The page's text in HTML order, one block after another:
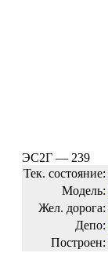
ЭС2Г — 239
Тек. состояние:
Модель:
Жел. дорога:
Депо:
Построен: